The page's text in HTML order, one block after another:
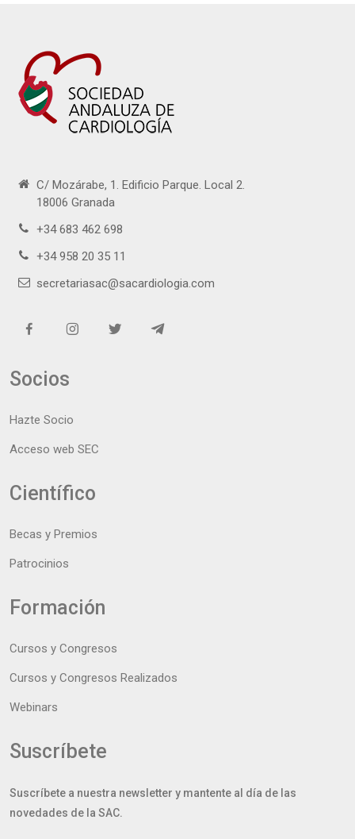
C/ Mozárabe, 1. Edificio Parque. Local 2.
18006 Granada
+34 683 462 698
+34 958 20 35 11
secretariasac@sacardiologia.com
Socios
Hazte Socio
Acceso web SEC
Científico
Becas y Premios
Patrocinios
Formación
Cursos y Congresos
Cursos y Congresos Realizados
Webinars
Suscríbete
Suscríbete a nuestra newsletter y mantente al día de las
novedades de la SAC.